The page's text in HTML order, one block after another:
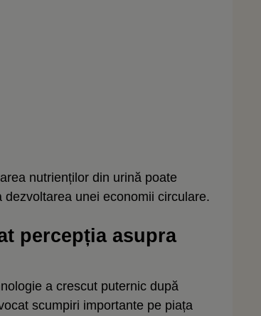
nutrienților din urină poate
unei economii circulare.
percepția asupra
a crescut puternic după
scumpiri importante pe piața